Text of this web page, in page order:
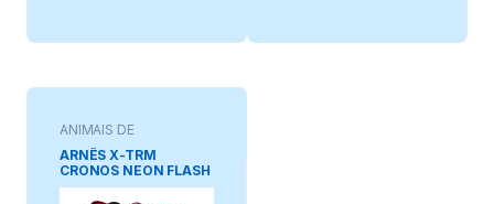
ANIMAIS DE
ESTIMAÇÃO
ARNÊS X-TRM
CRONOS NEON FLASH
VERMELHO/PRETO, T-